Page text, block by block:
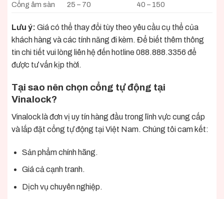
Cổng âm sàn 25 – 70 40 – 150
Lưu ý: Giá có thể thay đổi tùy theo yêu cầu cụ thể của
khách hàng và các tính năng đi kèm. Để biết thêm thông
tin chi tiết vui lòng liên hệ đến hotline 088.888.3356 để
được tư vấn kịp thời.
Tại sao nên chọn cổng tự động tại
Vinalock?
Vinalock là đơn vị uy tín hàng đầu trong lĩnh vực cung cấp
và lắp đặt cổng tự động tại Việt Nam. Chúng tôi cam kết:
Sản phẩm chính hãng.
Giá cả cạnh tranh.
Dịch vụ chuyên nghiệp.